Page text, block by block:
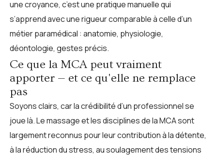
une croyance, c’est une pratique manuelle qui
s’apprend avec une rigueur comparable à celle d’un
métier paramédical : anatomie, physiologie,
déontologie, gestes précis.
Ce que la MCA peut vraiment
apporter — et ce qu'elle ne remplace
pas
Soyons clairs, car la crédibilité d’un professionnel se
joue là. Le massage et les disciplines de la MCA sont
largement reconnus pour leur contribution à la détente,
à la réduction du stress, au soulagement des tensions